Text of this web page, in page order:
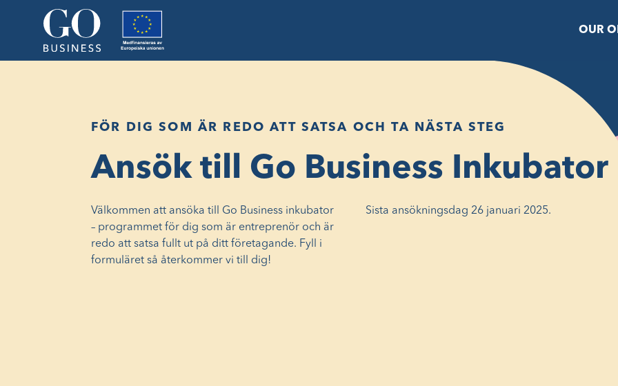
OUR
FÖR DIG SOM ÄR REDO ATT SATSA OCH TA NÄSTA STEG
Ansök till Go Business Inkubator
Välkommen att ansöka till Go Business inkubator
– programmet för dig som är entreprenör och är
redo att satsa fullt ut på ditt företagande. Fyll i
formuläret så återkommer vi till dig!
Sista ansökningsdag 26 januari 2025.